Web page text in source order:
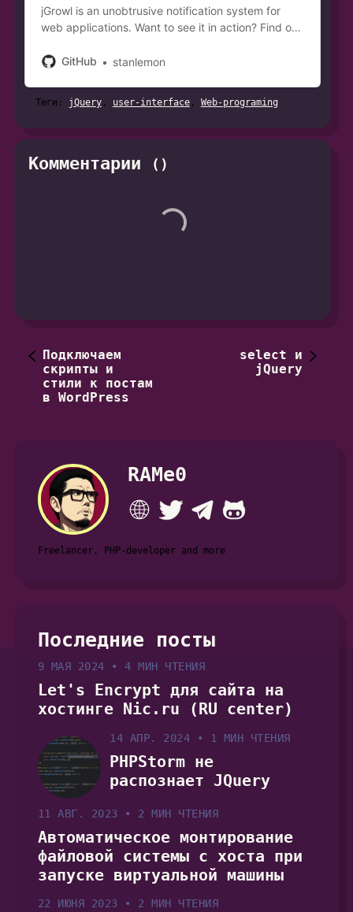
jGrowl is an unobtrusive notification system for
web applications. Want to see it in action? Find out
unobtrusive notification system for web app…
GitHub stanlemon
Теги: jQuery, user-interface, Web-programing
Комментарии ( )
Подключаем
скрипты и
стили к постам
в WordPress
select и
jQuery
RAMe0
Freelancer, PHP-developer and more
Последние посты
9 МАЯ 2024 • 4 МИН ЧТЕНИЯ
Let's Encrypt для сайта на
хостинге Nic.ru (RU center)
14 АПР. 2024 • 1 МИН ЧТЕНИЯ
PHPStorm не
распознает JQuery
11 АВГ. 2023 • 2 МИН ЧТЕНИЯ
Автоматическое монтирование
файловой системы с хоста при
запуске виртуальной машины
22 ИЮНЯ 2023 • 2 МИН ЧТЕНИЯ